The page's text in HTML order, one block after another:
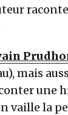
mais
une
vaille la